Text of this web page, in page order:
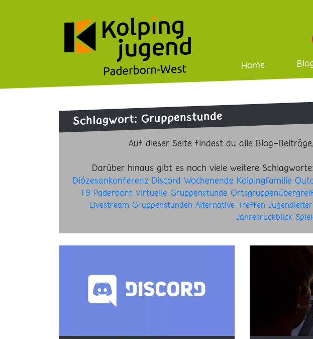
Home
Schlagwort: Gruppenstunde
Auf dieser Seite findest du alle Blog-
Darüber hinaus gibt es noch viele weitere Schlagworte:
Diözesankonferenz Discord Wochenende Kolpingfamilie
19 Paderborn Virtuelle Gruppenstunde
Livestream Gruppenstunden Alternative Treffen Jugendleiter
Jahresrückblick